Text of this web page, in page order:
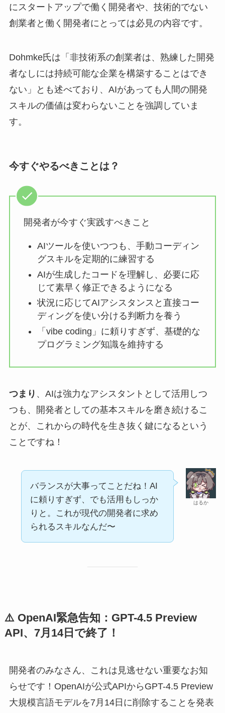
にスタートアップで働く開発者や、技術的でない
創業者と働く開発者にとっては必見の内容です。
Dohmke氏は「非技術系の創業者は、熟練した開発
者なしには持続可能な企業を構築することはでき
ない」とも述べており、AIがあっても人間の開発
スキルの価値は変わらないことを強調していま
す。
今すぐやるべきことは？
開発者が今すぐ実践すべきこと
AIツールを使いつつも、手動コーディン
グスキルを定期的に練習する
AIが生成したコードを理解し、必要に応
じて素早く修正できるようになる
状況に応じてAIアシスタンスと直接コー
ディングを使い分ける判断力を養う
「vibe coding」に頼りすぎず、基礎的な
プログラミング知識を維持する
つまり 、AIは強力なアシスタントとして活用しつ
つも、開発者としての基本スキルを磨き続けるこ
とが、これからの時代を生き抜く鍵になるという
ことですね！
はるか
バランスが大事ってことだね！AI
に頼りすぎず、でも活用もしっか
りと。これが現代の開発者に求め
られるスキルなんだ〜
⚠️ OpenAI緊急告知：GPT-4.5 Preview
API、7月14日で終了！
開発者のみなさん、これは見逃せない重要なお知
らせです！OpenAIが公式APIからGPT-4.5 Preview
大規模言語モデルを7月14日に削除することを発表